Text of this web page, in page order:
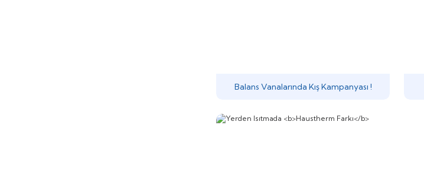
Balans Vanalarında Kış Kampanyası !